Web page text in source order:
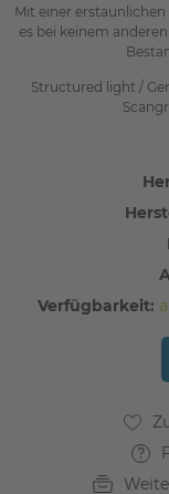
Mit einer
es bei keinem
Structured light /
Verfügbarkeit: